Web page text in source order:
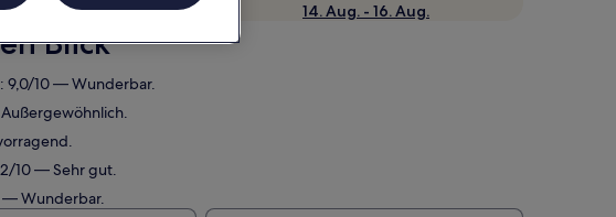
- 9. Aug.
14. Aug. - 16. Aug.
Blick
9,0/10 — Wunderbar.
10 — Sehr gut.
— Wunderbar.